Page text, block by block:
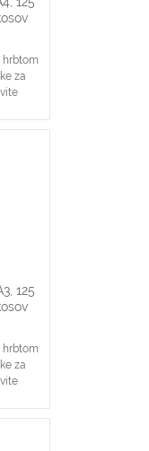
hrbtom
za
125
hrbtom
za